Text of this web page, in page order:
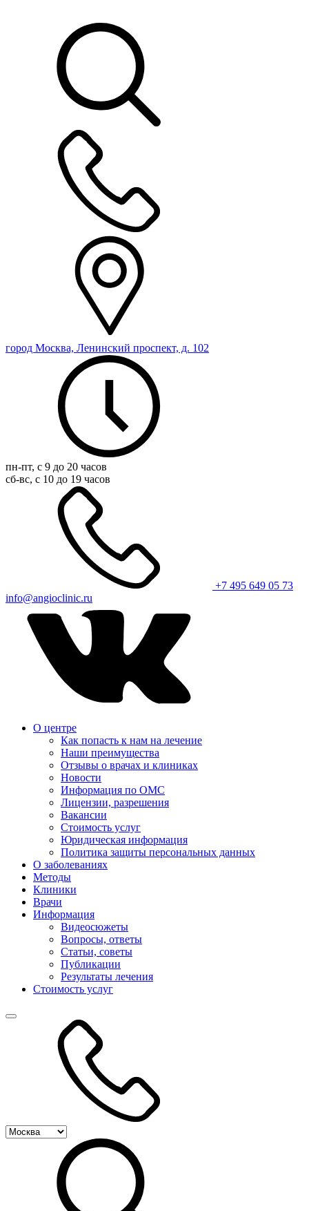
город Москва, Ленинский проспект, д. 102
пн-пт, с 9 до 20 часов
сб-вс, с 10 до 19 часов
+7 495 649 05 73
info@angioclinic.ru
О центре
Как попасть к нам на лечение
Наши преимущества
Отзывы о врачах и клиниках
Новости
Информация по ОМС
Лицензии, разрешения
Вакансии
Стоимость услуг
Юридическая информация
Политика защиты персональных данных
О заболеваниях
Методы
Клиники
Врачи
Информация
Видеосюжеты
Вопросы, ответы
Статьи, советы
Публикации
Результаты лечения
Стоимость услуг